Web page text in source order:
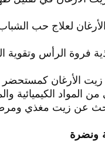
المواد الكيميائية
عن زيت مغذي
ونضرة